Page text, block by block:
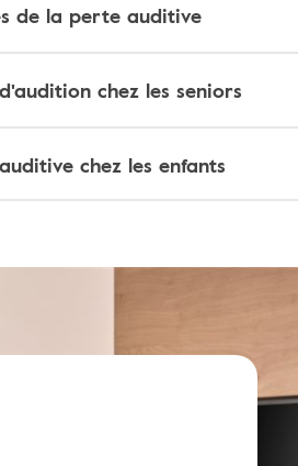
de la perte auditive
chez les seniors
chez les enfants